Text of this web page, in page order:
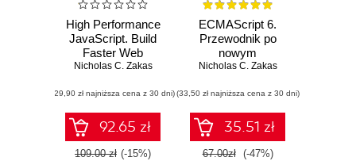
High Performance
JavaScript. Build
Faster Web
Application
Nicholas C. Zakas
(29,90 zł najniższa cena z 30 dni)
92.65 zł
109.00 zł (-15%)
ECMAScript 6.
Przewodnik po
nowym
standardzie języka
Nicholas C. Zakas
(33,50 zł najniższa cena z 30 dni)
35.51 zł
67.00zł (-47%)